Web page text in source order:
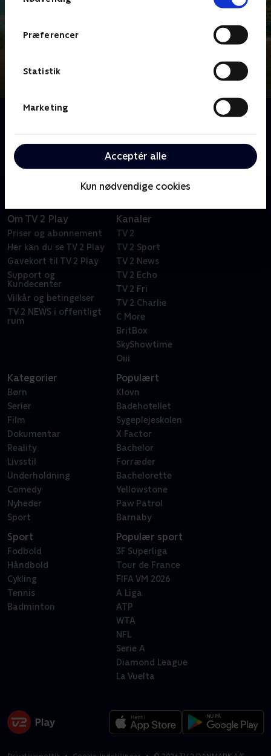
Præferencer
Statistik
Marketing
Acceptér alle
Kun nødvendige cookies
Om De vildeste helte
bedste specialstyrke begyndte i den nordafrikanske
ørken som en enhed af oprørere fra den britiske hær.
Om TV 2 Play
Priser og abonnement
Her kan du se TV 2 Play
Gavekort til TV 2 Play
Support og
Kundecenter
Vilkår og betingelser
TV 2 NEWS i offentligt
rum
Kanaler
TV 2
TV 2 Sport
TV 2 News
TV 2 Echo
TV 2 Fri
TV 2 Charlie
C More
BritBox
SkyShowtime
Oiii
Kategorier
Børn
Serier
Film
Dokumentar
Reality
Livsstil
Underholdning
Comedy
Nyheder
Sport
Populært
Klovn
Badehotellet
Sygeplejeskolen
X Factor
Bachelor
Forræder
Bachelorette
Yellowstone
Paw Patrol
Barnaby
Sport
Fodbold
Håndbold
Cykling
Tennis
Badminton
Populær sport
3F Superliga
Tour de France
FIFA VM 2026
A Liga
ATP
WTA
NFL
Serie A
Diamond League
La Vuelta